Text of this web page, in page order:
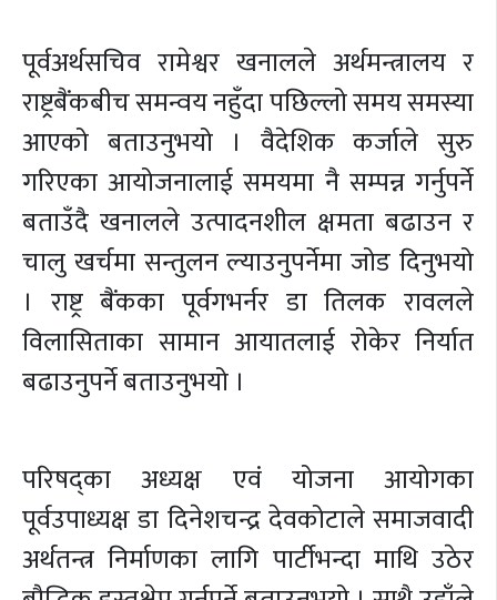
पूर्वअर्थसचिव रामेश्वर खनालले अर्थमन्त्रालय र
राष्ट्रबैंकबीच समन्वय नहुँदा पछिल्लो समय समस्या
आएको बताउनुभयो । वैदेशिक कर्जाले सुरु
गरिएका आयोजनालाई समयमा नै सम्पन्न गर्नुपर्ने
बताउँदै खनालले उत्पादनशील क्षमता बढाउन र
चालु खर्चमा सन्तुलन ल्याउनुपर्नेमा जोड दिनुभयो
। राष्ट्र बैंकका पूर्वगभर्नर डा तिलक रावलले
विलासिताका सामान आयातलाई रोकेर निर्यात
बढाउनुपर्ने बताउनुभयो ।
परिषद्का अध्यक्ष एवं योजना आयोगका
पूर्वउपाध्यक्ष डा दिनेशचन्द्र देवकोटाले समाजवादी
अर्थतन्त्र निर्माणका लागि पार्टीभन्दा माथि उठेर